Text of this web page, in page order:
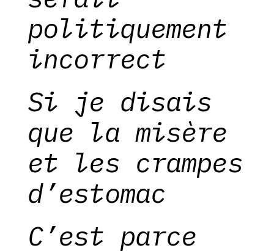
politiquement
incorrect
Si je disais
que la misère
et les crampes
d’estomac
C’est parce